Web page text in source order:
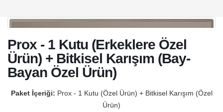
Prox - 1 Kutu (Erkeklere Özel
Ürün) + Bitkisel Karışım (Bay-
Bayan Özel Ürün)
Paket İçeriği: Prox - 1 Kutu (Özel Ürün) + Bitkisel Karışım (Özel
Ürün)